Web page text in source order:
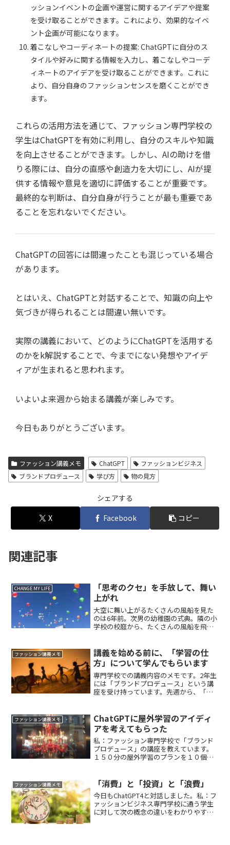
ッションイベントの企画や運営に関するアイデアや提案
を受け取ることができます。これにより、効果的なイベ
ント企画が可能になります。
着こなしやコーディネートの提案: ChatGPTに自分のス
タイルや好みに関する情報を入力し、着こなしやコーデ
ィネートのアイデアを受け取ることができます。これに
より、自分自身のファッションセンスを磨くことができ
ます。
これらの活用方法を通じて、ファッション専門学校の
学生はChatGPTを有効に利用し、自分のスキルや知識
を向上させることができます。しかし、AIの助けを借
りる際には、自分の直感や創造力を大切にし、AIが提
供する情報や意見を適切に評価することが重要です。
最終的な判断は、自分自身が行うことが最も重要であ
ることを忘れないでください。
ChatGPTの回答には間違ったことも混じっている場合
があります。
とはいえ、ChatGPTと対話することで、知識の向上や
気づきが得られることは間違い無いです。
実際の講義において、どのようにChatGPTを活用する
のかをk解説することで、今までにない発想やアイデ
ィアが生まれると思われます。
いよいよ来週から始まる講義が楽しみです。
今日もありがとうございます。
ファッション講義メモ ChatGPT
ファッションビジネス
ブランドプロデュース
学び方 物の見方
シェアする
X
Facebook コピー
関連記事
CHANGE MY LIFE
「思考のクセ」を手放して、舞い
上がれ
大空に舞い上がるたくさんの風船を見た
のは6年前。次男の幼稚園の式典。隣の小
学校の校庭から、たくさんの風船を飛ば
くなっていく。空を見上げて、すぐさま
何枚も写真に収める。そ...
ファッション講義メモ
講義を始める前に、「学習の仕
方」について学んでもらいます
専門学校での講義内容のメモです。2年生
には「ブランドプロデュース」という講
座を受け持っています。先週から、「卒
ています。今年はことのプランの冊子を
作って、発表して卒業で...
ファッション講義メモ
ChatGPTに屋外学習のアイディ
アを考えてもらった
私：ファッション専門学校で「ブランド
プロデュース」の講座を教えています。
１５０分の屋外学習のプランを１０個考
クティビティを提案いたします。これら
は、学生たち...
ファッション講義メモ 「消費」と「投資」と「浪費」
今日もChatGPT4と対話しました。私：フ
ァッションビジネス専門学校に通う学生
に対して次の概念の違いをわかりやすく